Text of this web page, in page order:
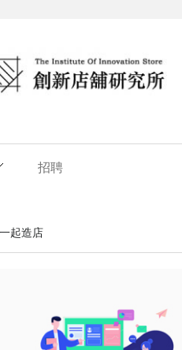
招聘
起造店